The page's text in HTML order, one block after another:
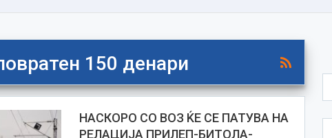
150 денари
НАСКОРО СО ВОЗ ЌЕ СЕ ПАТУВА НА
РЕЛАЦИЈА ПРИЛЕП-БИТОЛА-